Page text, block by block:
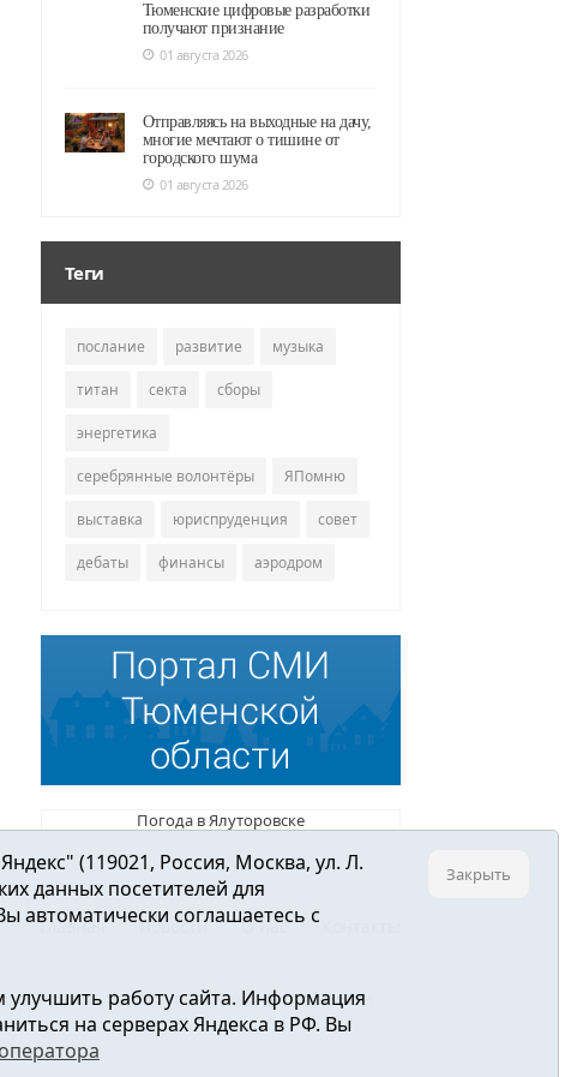
Тюменские цифровые разработки
получают признание
01 августа 2026
Отправляясь на выходные на дачу,
многие мечтают о тишине от
городского шума
01 августа 2026
Теги
послание развитие музыка
титан секта сборы
энергетика
серебрянные волонтёры ЯПомню
выставка юриспруденция совет
дебаты финансы аэродром
Погода в Ялуторовске
Главная Новости О нас
связи, информационных технологий и
(119021, Россия, Москва, ул. Л.
данных посетителей для
автоматически соглашаетесь с
работу сайта. Информация
на серверах Яндекса в РФ. Вы
Закрыть